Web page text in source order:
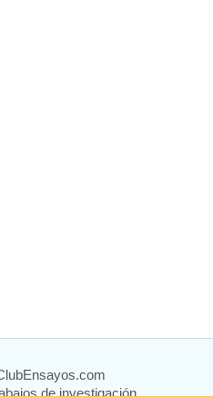
de investigación